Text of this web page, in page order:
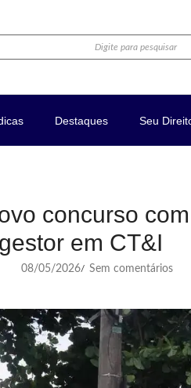
Destaques Seu
concurso
gestor em CT&I
08/05/2026/ Sem comentários